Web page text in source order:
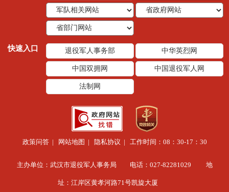
快速入口 退役军人事务部 中华英烈网
中国双拥网 中国退役军人网
法制网
政策问答| 网站地图 | 隐私协议 | 工作时间：08：30-17：30
主办单位：武汉市退役军人事务局 电话：027-82281029 地
址：江岸区黄孝河路71号凯旋大厦